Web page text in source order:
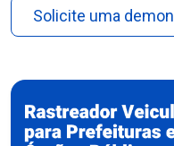
Solicite uma